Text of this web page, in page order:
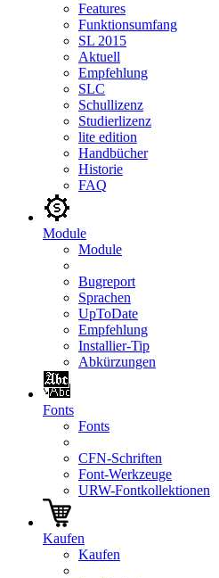
Features
Funktionsumfang
SL 2015
Aktuell
Empfehlung
SLC
Schullizenz
Studierlizenz
lite edition
Handbücher
Historie
FAQ
Module
Module
Bugreport
Sprachen
UpToDate
Empfehlung
Installier-Tip
Abkürzungen
Fonts
Fonts
CFN-Schriften
Font-Werkzeuge
URW-Fontkollektionen
Kaufen
Kaufen